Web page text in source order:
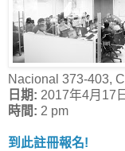
Nacional 373-403,
日期: 2017年4月17日
時間: 2 pm
到此註冊報名!